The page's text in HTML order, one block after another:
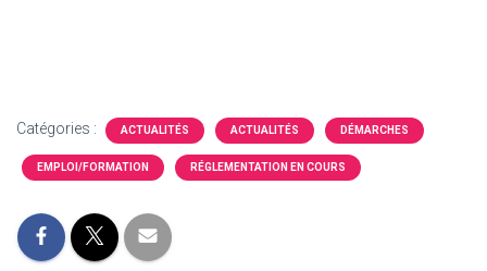
Catégories : ACTUALITÉS ACTUALITÉS DÉMARCHES
EMPLOI/FORMATION RÉGLEMENTATION EN COURS